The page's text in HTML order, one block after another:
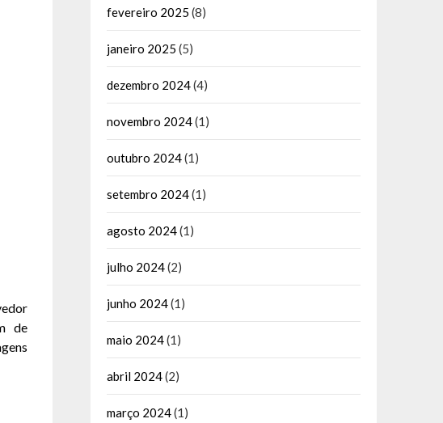
de
fevereiro 2025 (8)
janeiro 2025 (5)
dezembro 2024(4)
novembro 2024(1)
outubro 2024(1)
setembro 2024(1)
agosto 2024(1)
julho 2024(2)
junho 2024(1)
maio 2024(1)
abril 2024(2)
março 2024(1)